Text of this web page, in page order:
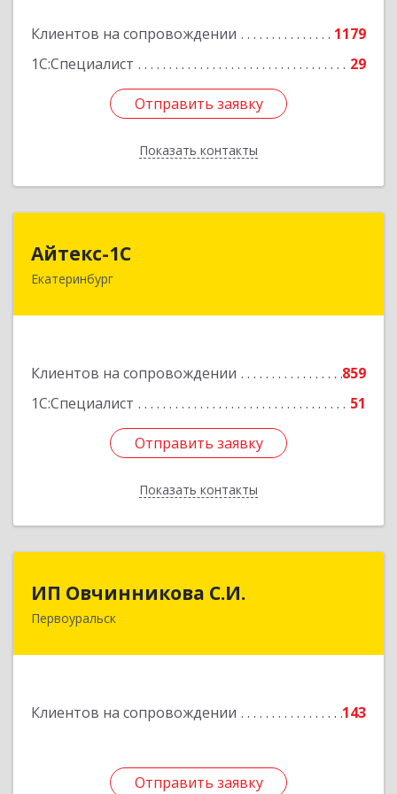
Клиентов на сопровождении
1179
1С:Специалист
29
Отправить заявку
Показать контакты
Отправить заявку
Назад
Айтекс-1С
Екатеринбург
Клиентов на сопровождении
859
1С:Специалист
51
Отправить заявку
Показать контакты
620041, Свердловская обл, Екатеринбург г,
Отправить заявку
Назад
ИП Овчинникова С.И.
Первоуральск
Клиентов на сопровождении 143
Отправить заявку
623119, Свердловская обл, Первоуральск г,
Отправить заявку